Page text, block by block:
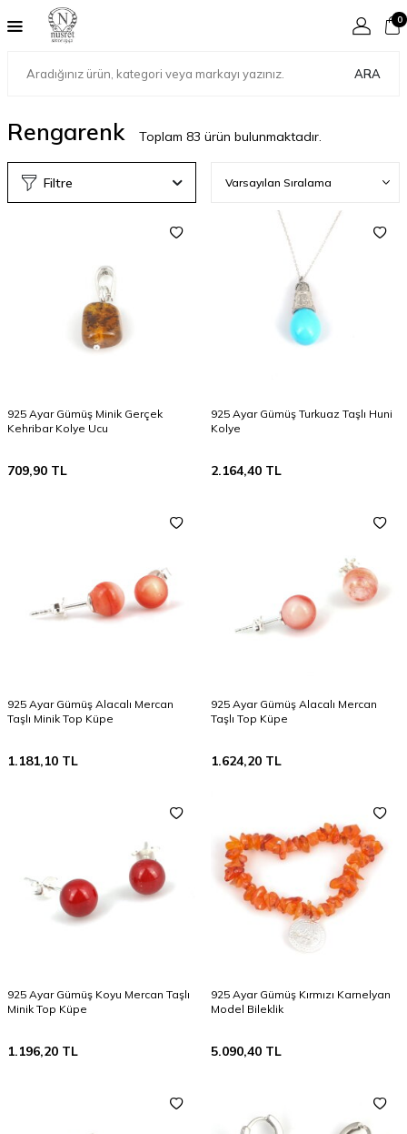
ARA
0
Rengarenk Toplam 83 ürün bulunmaktadır.
Filtre
925 Ayar Gümüş Minik Gerçek
Kehribar Kolye Ucu
709,90 TL
925 Ayar Gümüş Turkuaz Taşlı Huni
Kolye
2.164,40 TL
925 Ayar Gümüş Alacalı Mercan
Taşlı Minik Top Küpe
1.181,10 TL
925 Ayar Gümüş Alacalı Mercan
Taşlı Top Küpe
1.624,20 TL
925 Ayar Gümüş Koyu Mercan Taşlı
Minik Top Küpe
1.196,20 TL
925 Ayar Gümüş Kırmızı Karnelyan
Model Bileklik
5.090,40 TL